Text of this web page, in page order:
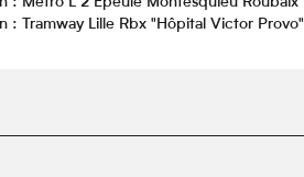
: Tramway Lille Rbx "Hôpital Victor Provo"